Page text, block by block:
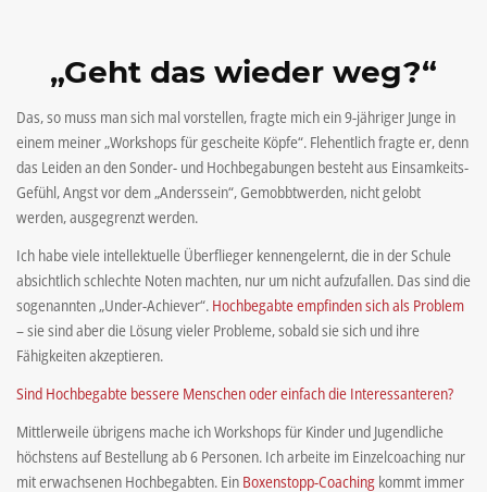
„Geht das wieder weg?“
Das, so muss man sich mal vorstellen, fragte mich ein 9-jähriger Junge in
einem meiner „Workshops für gescheite Köpfe“. Flehentlich fragte er, denn
das Leiden an den Sonder- und Hochbegabungen besteht aus Einsamkeits-
Gefühl, Angst vor dem „Anderssein“, Gemobbtwerden, nicht gelobt
werden, ausgegrenzt werden.
Ich habe viele intellektuelle Überflieger kennengelernt, die in der Schule
absichtlich schlechte Noten machten, nur um nicht aufzufallen. Das sind die
sogenannten „Under-Achiever“. Hochbegabte empfinden sich als Problem
– sie sind aber die Lösung vieler Probleme, sobald sie sich und ihre
Fähigkeiten akzeptieren.
Sind Hochbegabte bessere Menschen oder einfach die Interessanteren?
Mittlerweile übrigens mache ich Workshops für Kinder und Jugendliche
höchstens auf Bestellung ab 6 Personen. Ich arbeite im Einzelcoaching nur
mit erwachsenen Hochbegabten. Ein Boxenstopp-Coaching kommt immer